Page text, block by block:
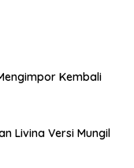
Kembali
Livina Versi Mungil